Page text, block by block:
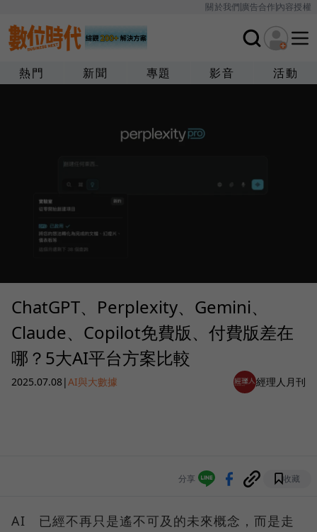
關於我們廣告合作內容授權
熱門 新聞 專題 影音 活動
ChatGPT、Perplexity、Gemini、
Claude、Copilot免費版、付費版差在
哪？5大AI平台方案比較
2025.07.08|AI與大數據 經理人月刊
分享 收藏
AI 已經不再只是遙不可及的未來概念，而是走